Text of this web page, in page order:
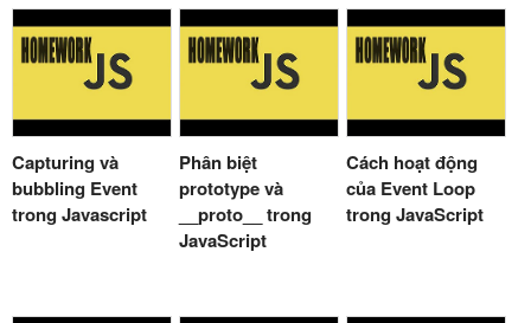
Capturing và
bubbling Event
trong Javascript
Phân biệt
prototype và
__proto__ trong
JavaScript
Cách hoạt động
của Event Loop
trong JavaScript